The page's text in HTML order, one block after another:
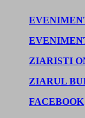
ZIARISTI
ZIARUL
FACEBOOK